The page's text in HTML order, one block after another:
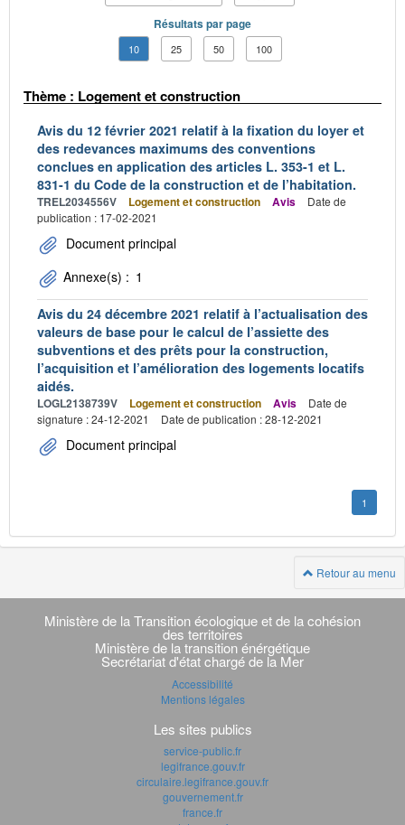
Résultats par page
10 25 50 100
Thème : Logement et construction
Avis du 12 février 2021 relatif à la fixation du loyer et
des redevances maximums des conventions
conclues en application des articles L. 353-1 et L.
831-1 du Code de la construction et de l’habitation.
TREL2034556V Logement et construction Avis
Date de
publication : 17-02-2021
Document principal
Annexe(s) : 1
Avis du 24 décembre 2021 relatif à l’actualisation des
valeurs de base pour le calcul de l’assiette des
subventions et des prêts pour la construction,
l’acquisition et l’amélioration des logements locatifs
aidés.
LOGL2138739V Logement et construction Avis
Date de
signature : 24-12-2021
Date de publication : 28-12-2021
Document principal
1
Retour au menu
Navigation
transverse
Ministère de la Transition écologique et de la cohésion
des territoires
Ministère de la transition énérgétique
Secrétariat d'état chargé de la Mer
Accessibilité
Mentions légales
Les sites publics
service-public.fr
legifrance.gouv.fr
circulaire.legifrance.gouv.fr
gouvernement.fr
france.fr